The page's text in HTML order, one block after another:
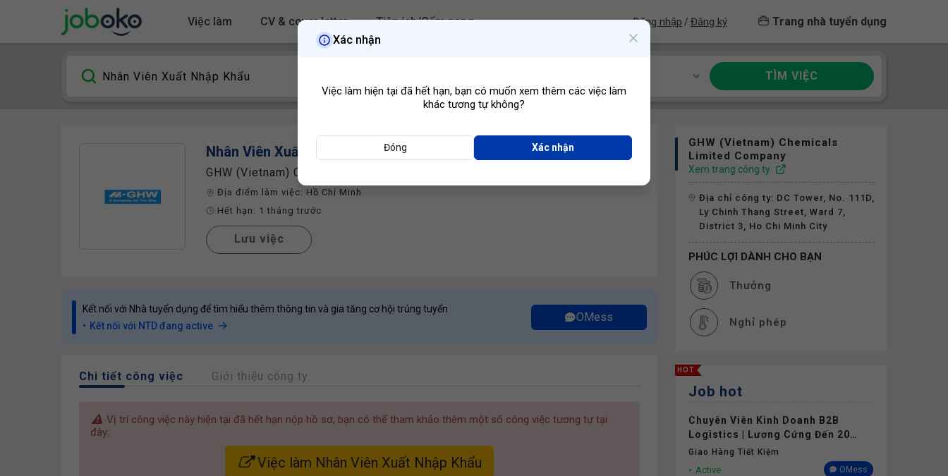
Việc làm CV & cover letter Tiện ích/Cẩm nang Đăng nhập / Đăng ký Trang nhà tuyển dụng
TÌM VIỆC
Nhân Viên Xuất Nhập Khẩu
GHW (vietnam) Chemicals Limited Company
Địa điểm làm việc: Hồ Chí Minh
Hết hạn: 1 tháng trước
Lưu việc
Kết nối với Nhà tuyển dụng để tìm hiểu thêm thông tin và gia tăng cơ hội trúng tuyển
Kết nối với NTD đang active
OMess
Chi tiết công việc Giới thiệu công ty
Vị trí công việc này hiện tại đã hết hạn nộp hồ sơ, bạn có thể tham khảo thêm một số công việc tương tự tại
đây:
Việc làm Nhân Viên Xuất Nhập Khẩu
GHW (vietnam) Chemicals
Limited Company
Xem trang công ty
Địa chỉ công ty: DC Tower, No. 111D,
Ly Chinh Thang Street, Ward 7,
District 3, Ho Chi Minh City
PHÚC LỢI DÀNH CHO BẠN
Thưởng
Nghỉ phép
HOT
Job hot
Chuyên Viên Kinh Doanh B2B
Logistics | Lương Cứng Đến 20
Triệu | Tối Thiểu 1 Năm Kinh
Giao Hàng Tiết Kiệm
Active OMess
Xác nhận
Việc làm hiện tại đã hết hạn, bạn có muốn xem thêm các việc làm
khác tương tự không?
Đóng Xác nhận